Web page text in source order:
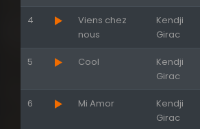
4
Viens chez
nous
Kendji
Girac
5 Cool
Kendji
Girac
6 Mi Amor
Kendji
Girac